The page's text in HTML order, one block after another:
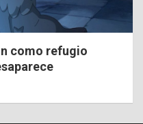
como refugio